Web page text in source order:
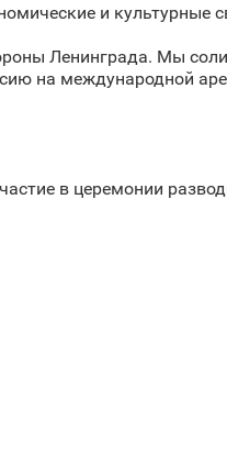
и культурные
Ленинграда. Мы
на международной
в церемонии